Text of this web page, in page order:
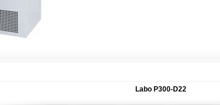
Labo P300-D22